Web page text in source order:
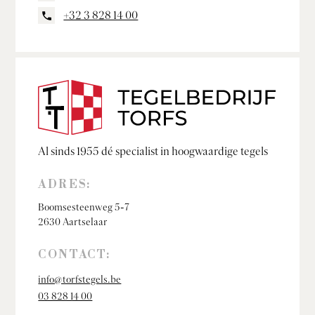
+32 3 828 14 00
Al sinds 1955 dé specialist in hoogwaardige tegels
ADRES:
Boomsesteenweg 5-7
2630 Aartselaar
CONTACT:
info@torfstegels.be
03 828 14 00